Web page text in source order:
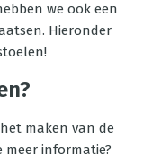
we ook een
Hieronder
maken van de
meer informatie?